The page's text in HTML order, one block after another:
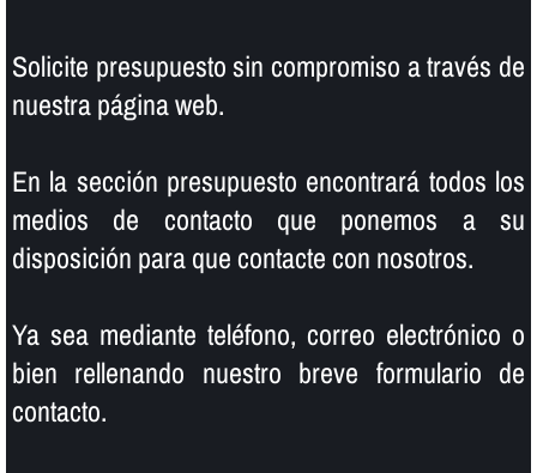
Solicite presupuesto sin compromiso a través de
nuestra página web.
En la sección presupuesto encontrará todos los
medios de contacto que ponemos a su
disposición para que contacte con nosotros.
Ya sea mediante teléfono, correo electrónico o
bien rellenando nuestro breve formulario de
contacto.